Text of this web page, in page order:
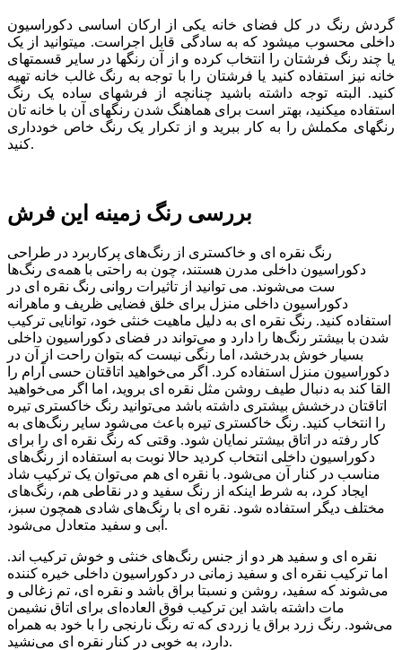
گردش رنگ در کل فضای خانه یکی از ارکان اساسی دکوراسیون
داخلی محسوب می­شود که به سادگی قابل اجراست. می­توانید از یک
یا چند رنگ فرش­تان را انتخاب کرده و از آن رنگ­ها در سایر قسمت­های
خانه نیز استفاده کنید یا فرشتان را با توجه به رنگ غالب خانه تهیه
کنید. البته توجه داشته باشید چنانچه از فرش­های ساده یک رنگ
استفاده می­کنید، بهتر است برای هماهنگ شدن رنگ­های آن با خانه­ تان
رنگ­های مکملش را به کار ببرید و از تکرار یک رنگ خاص خودداری
کنید.
بررسی رنگ زمینه این فرش
رنگ نقره ای و خاکستری از رنگ‌های پرکاربرد در طراحی
دکوراسیون داخلی مدرن هستند، چون به راحتی با همه‌ی رنگ‌ها
ست می‌شوند. می توانید از تاثیرات روانی رنگ نقره ای در
دکوراسیون داخلی منزل برای خلق فضایی ظریف و ماهرانه
استفاده کنید. رنگ نقره ای به دلیل ماهیت خنثی خود، توانایی ترکیب
شدن با بیشتر رنگ‌ها را دارد و می‌تواند در فضای دکوراسیون داخلی
بسیار خوش بدرخشد، اما رنگی نیست که بتوان راحت از آن در
دکوراسیون منزل استفاده کرد. اگر می‌خواهید اتاقتان حسی آرام را
القا کند به دنبال طیف روشن مثل نقره ای بروید، اما اگر می‌خواهید
اتاقتان درخشش بیشتری داشته باشد می‌توانید رنگ خاکستری تیره‌
را انتخاب کنید. رنگ خاکستری تیره‌ باعث می‌شود سایر رنگ‌های به
کار رفته در اتاق بیشتر نمایان شود. وقتی که رنگ نقره ای را برای
دکوراسیون داخلی انتخاب کردید حالا نوبت به استفاده از رنگ‌های
مناسب در کنار آن می‌شود. با نقره ای هم می‌توان یک ترکیب شاد
ایجاد کرد، به شرط اینکه از رنگ سفید و در نقاطی هم، رنگ‌های
مختلف دیگر استفاده شود. نقره ای با رنگ‌های شادی همچون سبز،
آبی و سفید متعادل می‌شود.
نقره ای و سفید هر دو از جنس رنگ‌های خنثی و خوش ترکیب اند.
اما ترکیب نقره ای و سفید زمانی در دکوراسیون داخلی خیره کننده
می‌شوند که سفید، روشن و نسبتا براق باشد و نقره ای، تم زغالی و
مات داشته باشد این ترکیب فوق العاده‌ای برای اتاق نشیمن
می‌شود. رنگ زرد براق یا زردی که ته رنگ نارنجی را با خود به همراه
دارد، به خوبی در کنار نقره ای می‌نشید.